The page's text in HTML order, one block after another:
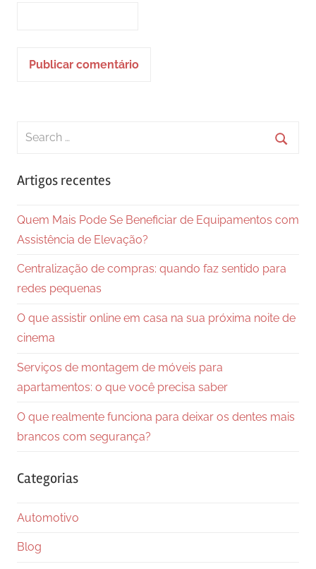
Search
Artigos recentes
Quem Mais Pode Se Beneficiar de Equipamentos com
Assistência de Elevação?
Centralização de compras: quando faz sentido para
redes pequenas
O que assistir online em casa na sua próxima noite de
cinema
Serviços de montagem de móveis para
apartamentos: o que você precisa saber
O que realmente funciona para deixar os dentes mais
brancos com segurança?
Categorias
Automotivo
Blog